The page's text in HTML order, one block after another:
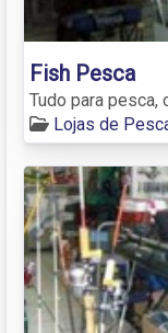
Fish Pesca
Tudo para pesca,
Lojas de